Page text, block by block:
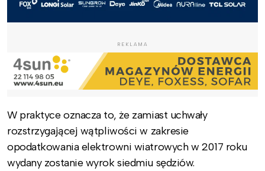
REKLAMA
W praktyce oznacza to, że zamiast uchwały
rozstrzygającej wątpliwości w zakresie
opodatkowania elektrowni wiatrowych w 2017 roku
wydany zostanie wyrok siedmiu sędziów.